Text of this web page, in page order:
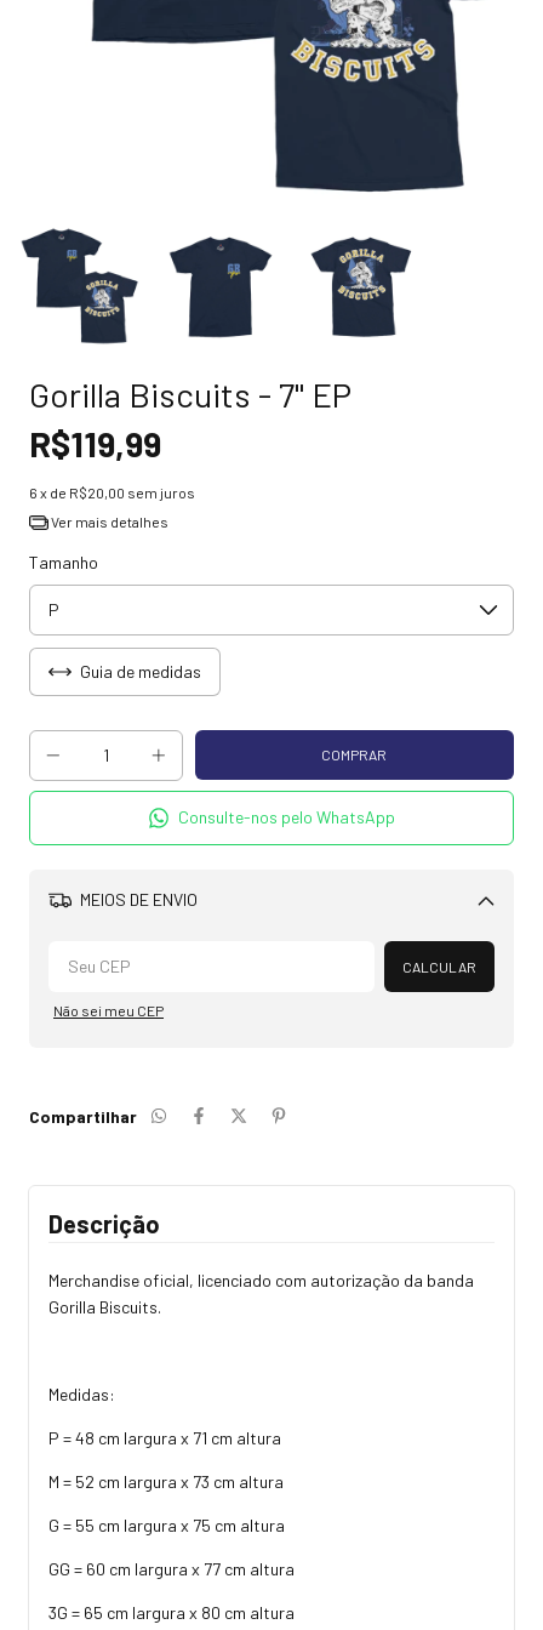
Gorilla Biscuits - 7'' EP
R$119,99
6 x de R$20,00 sem juros
Ver mais detalhes
Tamanho
Guia de medidas
Consulte-nos pelo WhatsApp
MEIOS DE ENVIO
Alterar CEP
CALCULAR
Não sei meu CEP
Compartilhar
Descrição
Merchandise oficial, licenciado com autorização da banda
Gorilla Biscuits.
Medidas:
P = 48 cm largura x 71 cm altura
M = 52 cm largura x 73 cm altura
G = 55 cm largura x 75 cm altura
GG = 60 cm largura x 77 cm altura
3G = 65 cm largura x 80 cm altura